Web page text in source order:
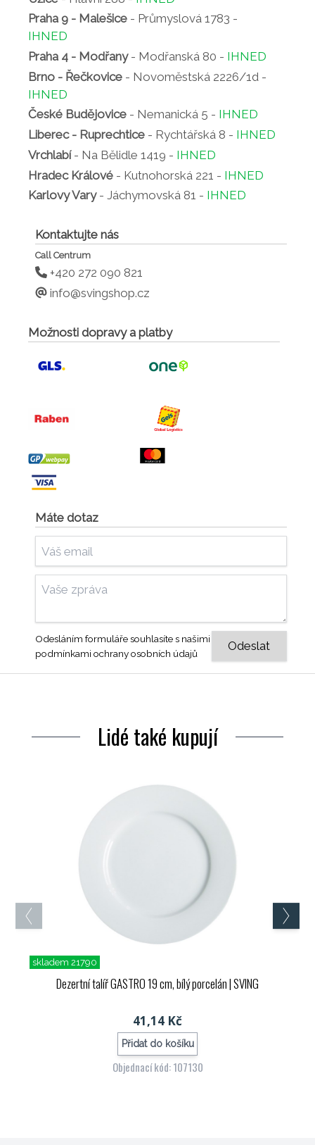
Praha 9 - Malešice - Průmyslová 1783 -
IHNED
Praha 4 - Modřany- Modřanská 80 - IHNED
Brno - Řečkovice - Novoměstská 2226/1d -
IHNED
České Budějovice - Nemanická 5 - IHNED
Liberec - Ruprechtice - Rychtářská 8 - IHNED
Vrchlabí- Na Bělidle 1419 - IHNED
Hradec Králové - Kutnohorská 221 - IHNED
Karlovy Vary- Jáchymovská 81 - IHNED
Kontaktujte nás
Call Centrum
+420 272 090 821
info@svingshop.cz
Možnosti dopravy a platby
Máte dotaz
Odesláním formuláře souhlasíte s našimi
podmínkami ochrany osobních údajů
Lidé také kupují
skladem 21790
Dezertní talíř GASTRO 19 cm, bílý porcelán| SVING
41,14 Kč
Přidat do košíku
Objednací kód: 107130